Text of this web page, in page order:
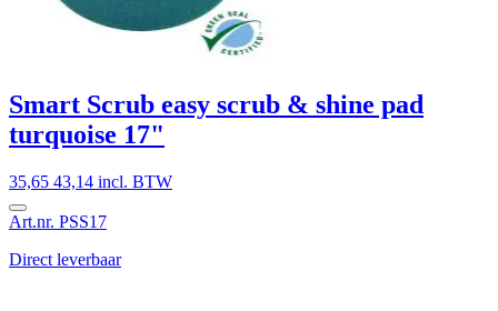
Smart Scrub easy scrub & shine pad
turquoise 17"
35,65 43,14 incl. BTW
Art.nr. PSS17
Direct leverbaar